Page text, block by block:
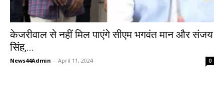
केजरीवाल से नहीं मिल पाएंगे सीएम भगवंत मान और संजय
सिंह,...
News44Admin - April 11, 2024 0